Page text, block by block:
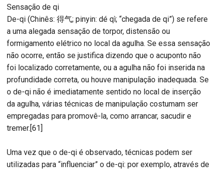
Sensação de qi
De-qi (Chinês: 得气; pinyin: dé qì; “chegada de qi”) se refere
a uma alegada sensação de torpor, distensão ou
formigamento elétrico no local da agulha. Se essa sensação
não ocorre, então se justifica dizendo que o acuponto não
foi localizado corretamente, ou a agulha não foi inserida na
profundidade correta, ou houve manipulação inadequada. Se
o de-qi não é imediatamente sentido no local de inserção
da agulha, várias técnicas de manipulação costumam ser
empregadas para promovê-la, como arrancar, sacudir e
tremer.[61]
Uma vez que o de-qi é observado, técnicas podem ser
utilizadas para “influenciar” o de-qi: por exemplo, através de